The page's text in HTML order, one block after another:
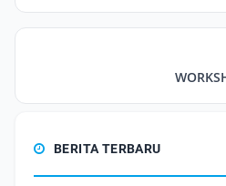
BERITA TERBARU